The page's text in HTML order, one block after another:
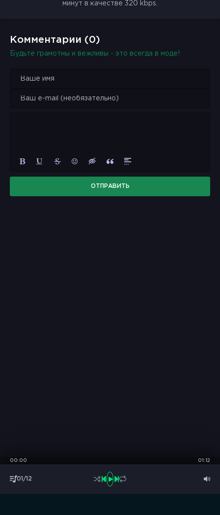
минут в качестве 320 kbps.
Комментарии (0)
Будьте грамотны и вежливы - это всегда в моде!
ОТПРАВИТЬ
01/12
00:00 01:12